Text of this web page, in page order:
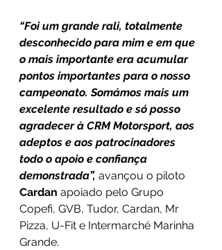
“Foi um grande rali, totalmente
desconhecido para mim e em que
o mais importante era acumular
pontos importantes para o nosso
campeonato. Somámos mais um
excelente resultado e só posso
agradecer à CRM Motorsport, aos
adeptos e aos patrocinadores
todo o apoio e confiança
demonstrada”, avançou o piloto
Cardan apoiado pelo Grupo
Copefi, GVB, Tudor, Cardan, Mr
Pizza, U-Fit e Intermarché Marinha
Grande.